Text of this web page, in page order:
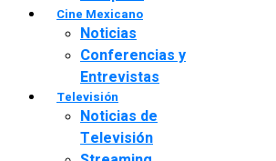
Cine Mexicano
Noticias
Conferencias y
Entrevistas
Televisión
Noticias de
Televisión